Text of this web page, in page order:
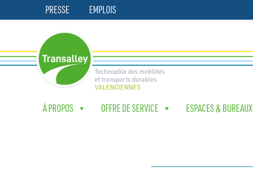
au
PRESSE EMPLOIS
Technopôle des mobilités
et transports durables
VALENCIENNES
À PROPOS OFFRE DE SERVICE ESPACES & BUREAUX